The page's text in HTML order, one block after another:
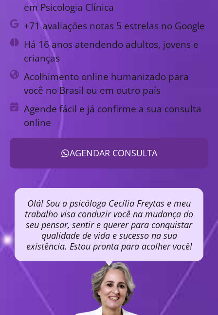
em Psicologia Clínica
+71 avaliações notas 5 estrelas no Google
Há 16 anos atendendo adultos, jovens e
crianças
Acolhimento online humanizado para
você no Brasil ou em outro país
Agende fácil e já confirme a sua consulta
online
AGENDAR CONSULTA
Olá! Sou a psicóloga Cecília Freytas e meu
trabalho visa conduzir você na mudança do
seu pensar, sentir e querer para conquistar
qualidade de vida e sucesso na sua
existência. Estou pronta para acolher você!